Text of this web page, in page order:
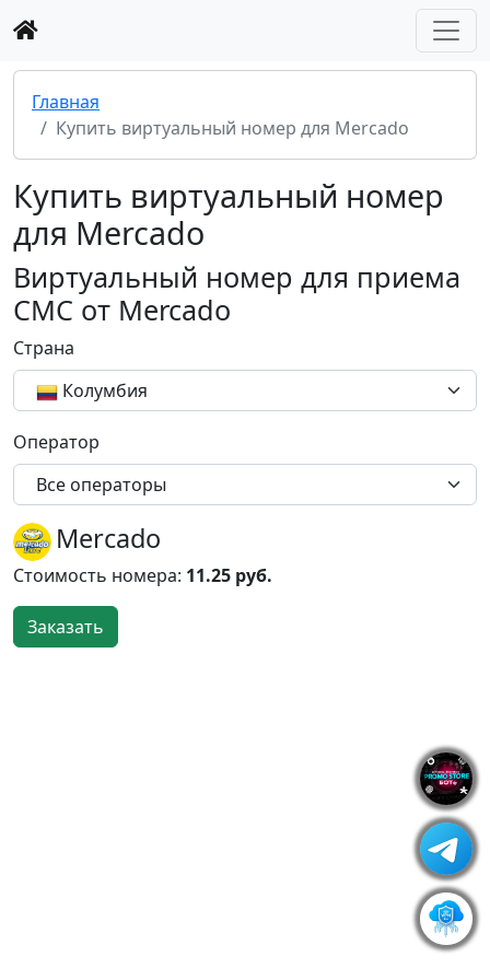
Главная
Купить виртуальный номер для Mercado
Купить виртуальный номер
для Mercado
Виртуальный номер для приема
СМС от Mercado
Страна
Колумбия
Оператор
Все операторы
Mercado
Стоимость номера: 11.25 руб.
Заказать